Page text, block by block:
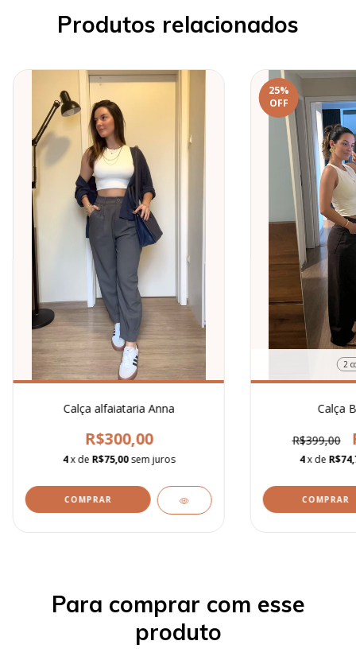
Produtos relacionados
Calça alfaiataria Anna
R$300,00
4x de R$75,00 sem juros
COMPRAR
25%
OFF
2
Calça
R$399,00
4x de
COMPRAR
Para comprar com esse
produto